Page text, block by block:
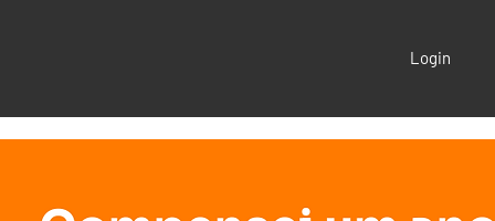
Login